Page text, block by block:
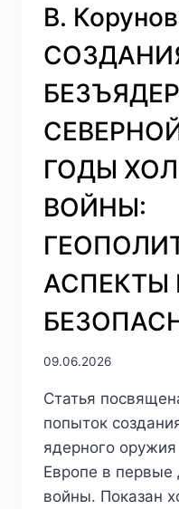
В.
ГОДЫ
ВОЙНЫ:
09.06.2026
Статья
попыток
ядерного
Европе в первые
войны. Показан